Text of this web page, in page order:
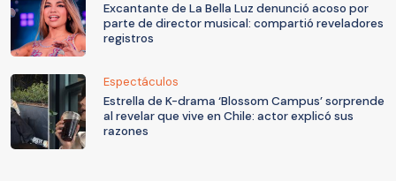
Excantante de La Bella Luz denunció acoso por
parte de director musical: compartió reveladores
registros
Espectáculos
Estrella de K-drama ‘Blossom Campus’ sorprende
al revelar que vive en Chile: actor explicó sus
razones